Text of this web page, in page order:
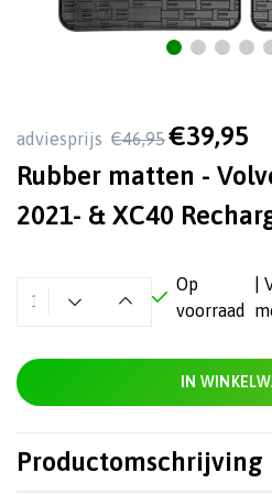
adviesprijs €46,95 €39,95
Rubber matten -
2021- & XC40
Op
voorraad
|
IN
Productomschrijving